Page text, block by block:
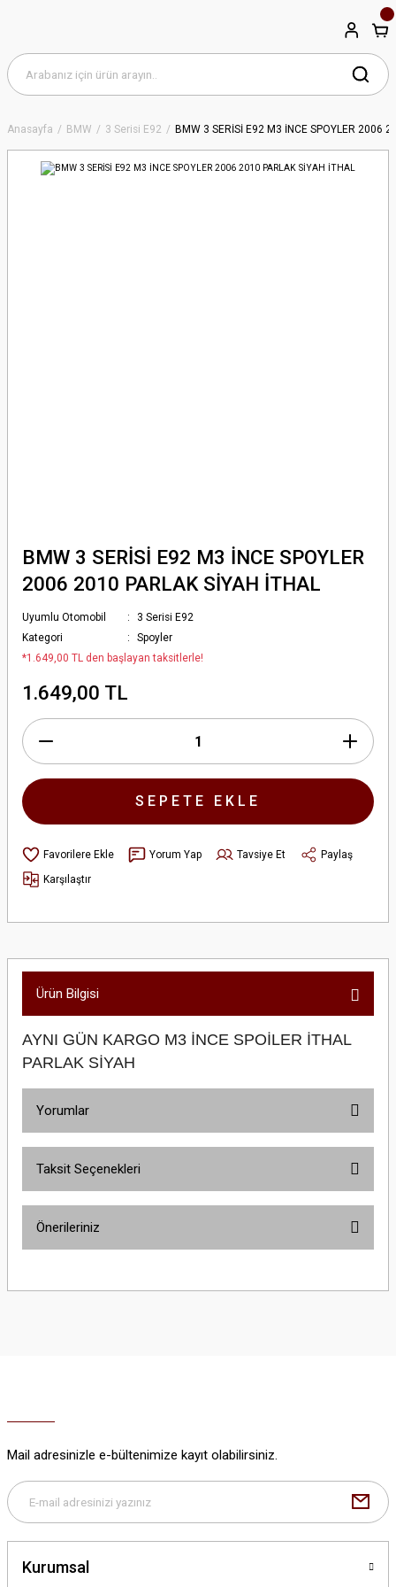
Anasayfa BMW 3 Serisi E92 BMW 3 SERİSİ E92 M3 İNCE SPOYLER 2006
BMW 3 SERİSİ E92 M3 İNCE SPOYLER
2006 2010 PARLAK SİYAH İTHAL
Uyumlu Otomobil
3 Serisi E92
Kategori
Spoyler
*1.649,00 TL den başlayan taksitlerle!
1.649,00 TL
SEPETE EKLE
Yorum Yap Tavsiye Et
Paylaş
Karşılaştır
Ürün Bilgisi
AYNI GÜN KARGO M3 İNCE SPOİLER İTHAL
PARLAK SİYAH
Yorumlar
Taksit Seçenekleri
Önerileriniz
yetersiz gördüğünüz noktaları öneri formunu kullanarak tarafımıza
Bu ürüne benzer farklı alternatifler olmalı.
Mail adresinizle e-bültenimize kayıt olabilirsiniz.
Kurumsal